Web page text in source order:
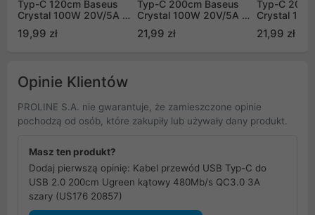
Typ-C 120cm Baseus
Crystal 100W 20V/5A -
19,99 zł
Typ-C 200cm Baseus
Crystal 100W 20V/5A -
21,99 zł
Typ-C
Crystal
21,99 zł
Opinie Klientów
PROLINE S.A. nie gwarantuje, że zamieszczone opinie
pochodzą od osób, które zakupiły lub używały dany produkt.
Masz ten produkt?
Dodaj pierwszą opinię: Kabel przewód USB Typ-C do
USB 2.0 200cm Ugreen kątowy 480Mb/s QC3.0 3A
szary (US176 20857)